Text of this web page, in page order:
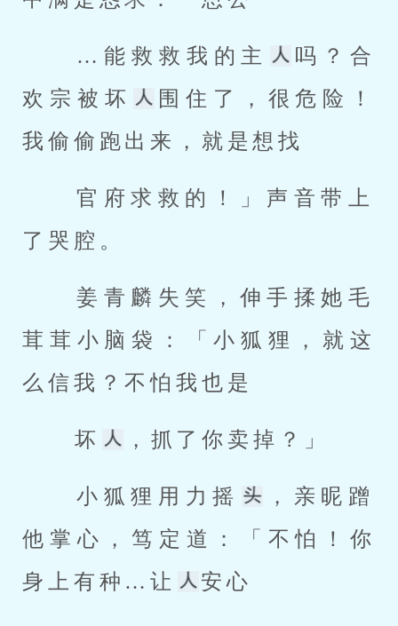
…能救救我的主
吗？合
欢宗被坏
围住了，很危险！
我偷偷跑出来，就是想找
了哭腔。
茸茸小脑袋：「小狐狸，就这
么信我？不怕我也是
坏 ，抓了你卖掉？」
小狐狸用力摇
，亲昵蹭
他掌心，笃定道：「不怕！你
身上有种…让
安心